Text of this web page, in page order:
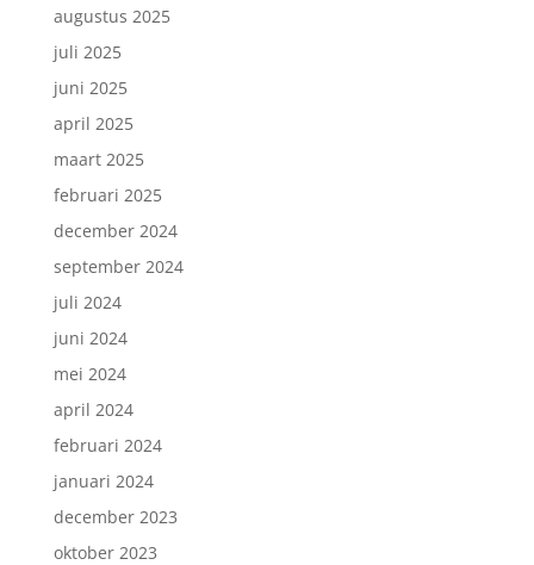
augustus 2025
juli 2025
juni 2025
april 2025
maart 2025
februari 2025
december 2024
september 2024
juli 2024
juni 2024
mei 2024
april 2024
februari 2024
januari 2024
december 2023
oktober 2023